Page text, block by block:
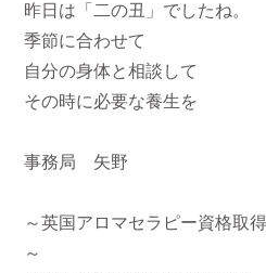
昨日は「二の丑」でしたね。
季節に合わせて
自分の身体と相談して
その時に必要な養生を
事務局 矢野
～英国アロマセラピー資格取
～